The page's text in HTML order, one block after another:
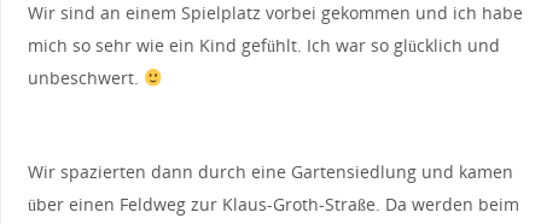
Wir sind an einem Spielplatz vorbei gekommen und ich habe
mich so sehr wie ein Kind gefühlt. Ich war so glücklich und
unbeschwert.
Wir spazierten dann durch eine Gartensiedlung und kamen
über einen Feldweg zur Klaus-Groth-Straße. Da werden beim